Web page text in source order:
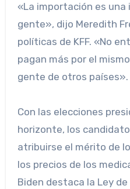
«La importación es una idea que resuena en la
gente», dijo Meredith
políticas de KFF. «No
pagan más por el
gente de otros países».
Con las elecciones
horizonte, los
atribuirse el mérito de
los precios de los
Biden destaca la Ley